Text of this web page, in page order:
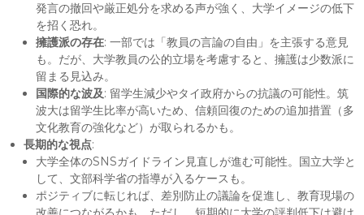
発言の撤回や厳正処分を求める声が強く、大学イメージの低下
を招く恐れ。
擁護派の存在: 一部では「教員の言論の自由」を主張する意見
も。だが、大学教員の公的立場を考慮すると、擁護は少数派に
留まる見込み。
国際的な波及: 留学生減少やタイ政府からの抗議の可能性。筑
波大は留学生比率が高いため、信頼回復のための追加措置（多
文化教育の強化など）が取られるかも。
長期的な視点:
大学全体のSNSガイドライン見直しが進む可能性。国立大学と
して、文部科学省の指導が入るケースも。
ポジティブに転じれば、差別防止の議論を促進し、教育現場の